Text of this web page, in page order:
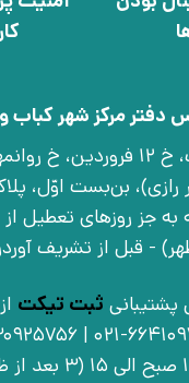
دفتر مرکز شهر کباب
ثبت تیکت
ظهر)